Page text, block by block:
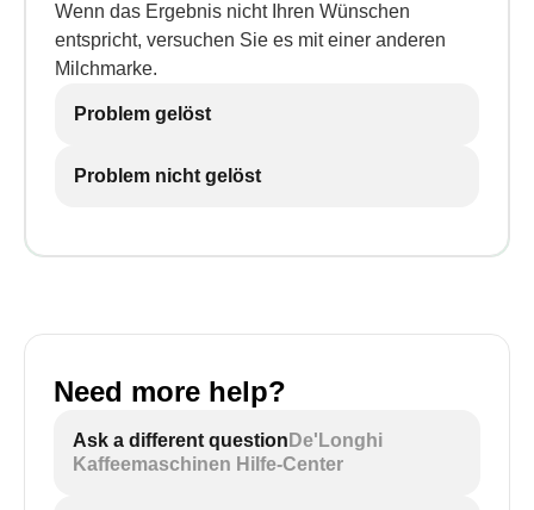
Wenn das Ergebnis nicht Ihren Wünschen
entspricht, versuchen Sie es mit einer anderen
Milchmarke.
Problem gelöst
Problem nicht gelöst
Need more help?
Ask a different question De'Longhi
Kaffeemaschinen Hilfe-Center